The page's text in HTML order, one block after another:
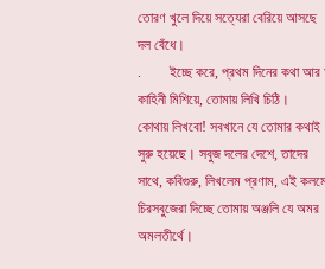
তোরণ খুলে দিয়ে সত্যেরা বেরিয়ে আসছে
দল বেঁধে।
. ইচ্ছে করে, প্রথম দিনের কথা আর
কাহিনী মিশিয়ে, তোমায় লিখি চিঠি।
কোথায় লিখবো! সবখানে যে তোমার কথাই
সুরু হয়েছে। সবুজ দলের দেশে, তাদের
সাথে, কবিগুরু, লিখলেম প্রণাম, এই
চিরসবুজেরা দিচ্ছে তোমায় অঞ্জলি যে অমর
অমলতীর্থে।